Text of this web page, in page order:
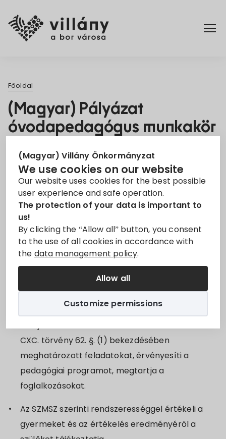
(Magyar) Villány Önkormányzat
We use cookies on our website
Our website uses cookies for the best possible
user experience and safe operation.
The protection of your data is important to
us!
By clicking the “Allow all” button, you consent
to the use of all cookies in accordance with
the data management policy.
Allow all
Customize permissions
Rendelettár
Turizmus
Főoldal
(Magyar) Pályázat
óvodapedagógus munkakör
Jelentkezési határidő:31. Dec 2021| Munkakör:
Óvodapedagógus
Villányi Kikerics Óvoda, Mini Bölcsőde és
Főzőkonyha pályázatot hirdet óvodapedagógus
munkakör betöltésére.
Sorry, this entry is only available in
Feladatok
CXC. törvény 62. §. (1) bekezdésében
meghatározott feladatokat, érvényesíti a
pedagógiai programot, megtartja a
foglalkozásokat.
Az SZMSZ szerinti rendszerességgel értékeli a
gyermeket és az értékelés eredményéről a